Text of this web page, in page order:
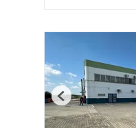
Previous